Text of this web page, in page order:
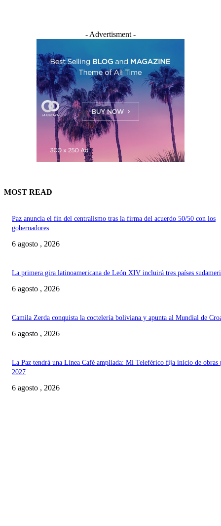
- Advertisment -
MOST READ
Paz anuncia el fin del centralismo tras la firma del acuerdo 50/50 con los
gobernadores
6 agosto , 2026
La primera gira latinoamericana de León XIV incluirá tres países
6 agosto , 2026
Camila Zerda conquista la coctelería boliviana y apunta al Mundial de
6 agosto , 2026
La Paz tendrá una Línea Café ampliada: Mi Teleférico fija inicio de obras
2027
6 agosto , 2026